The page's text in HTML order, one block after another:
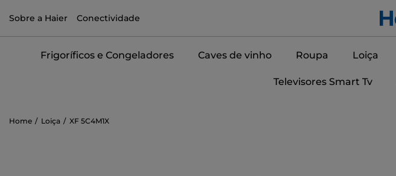
Sobre a Haier Conectividade
Frigoríficos e Congeladores Caves de vinho Roupa Loiça
Televisores Smart Tv
Home Loiça XF 5C4M1X